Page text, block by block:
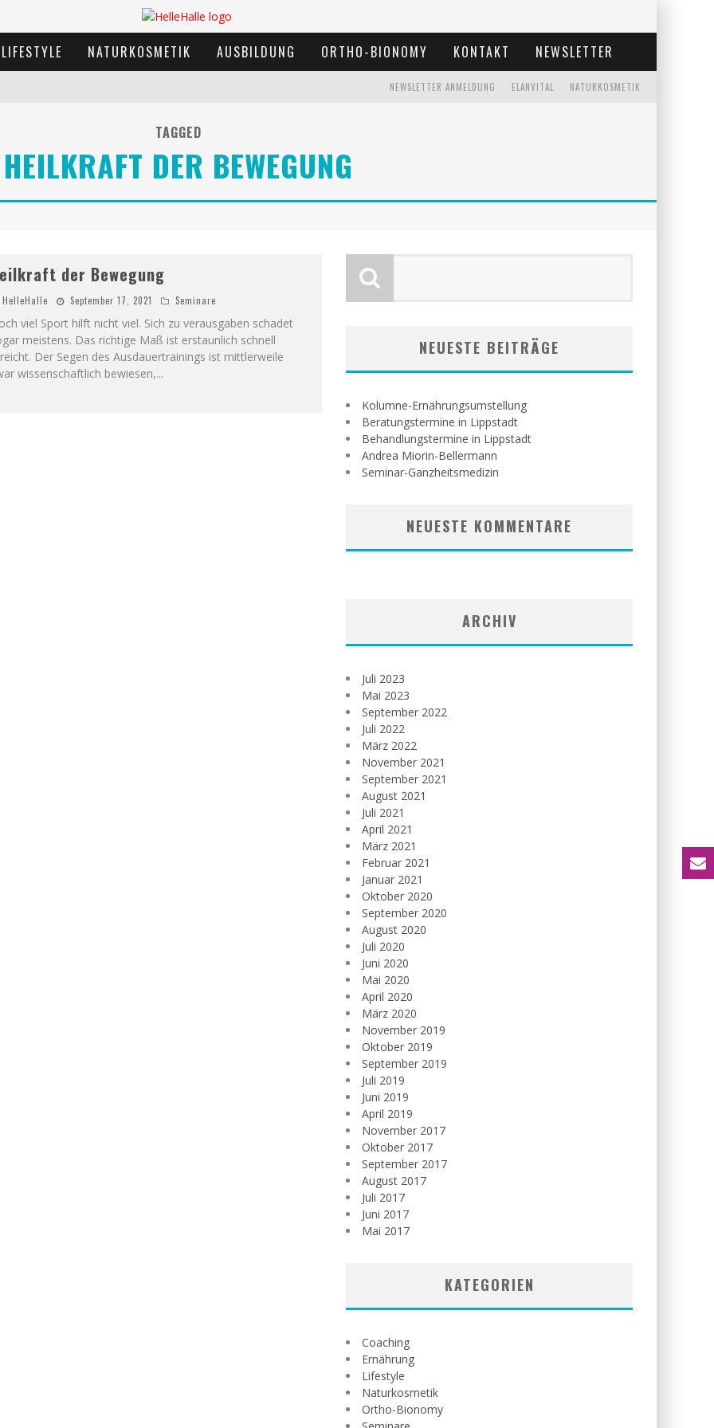
LIFESTYLE NATURKOSMETIK AUSBILDUNG ORTHO-BIONOMY KONTAKT NEWSLETTER
NATURKOSMETIK
ELANVITAL
NEWSLETTER ANMELDUNG
TAGGED
HEILKRAFT DER BEWEGUNG
der Bewegung
HelleHalle September 17, 2021 Seminare
viel Sport hilft nicht viel. Sich zu verausgaben schadet
meistens. Das richtige Maß ist erstaunlich schnell
Der Segen des Ausdauertrainings ist mittlerweile
wissenschaftlich bewiesen,...
NEUESTE BEITRÄGE
Kolumne-Ernährungsumstellung
Beratungstermine in Lippstadt
Behandlungstermine in Lippstadt
Andrea Miorin-Bellermann
Seminar-Ganzheitsmedizin
NEUESTE KOMMENTARE
ARCHIV
Juli 2023
Mai 2023
September 2022
Juli 2022
März 2022
November 2021
September 2021
August 2021
Juli 2021
April 2021
März 2021
Februar 2021
Januar 2021
Oktober 2020
September 2020
August 2020
Juli 2020
Juni 2020
Mai 2020
April 2020
März 2020
November 2019
Oktober 2019
September 2019
Juli 2019
Juni 2019
April 2019
November 2017
Oktober 2017
September 2017
August 2017
Juli 2017
Juni 2017
Mai 2017
KATEGORIEN
Coaching
Ernährung
Lifestyle
Naturkosmetik
Ortho-Bionomy